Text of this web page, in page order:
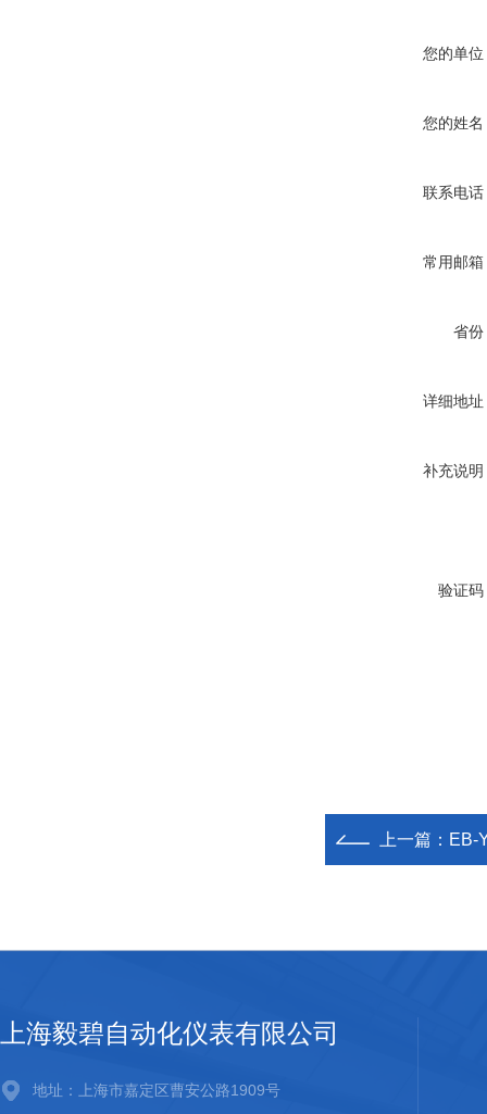
您的单位
您的姓名
联系电话
常用邮箱
省份
详细地址
补充说明
验证码
上一篇： EB-
上海毅碧自动化仪表有限公司
地址：上海市嘉定区曹安公路1909号